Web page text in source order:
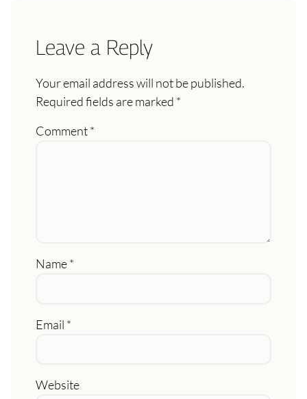
Leave a Reply
Your email address will not be published.
Required fields are marked *
Comment*
Name*
Email *
Website